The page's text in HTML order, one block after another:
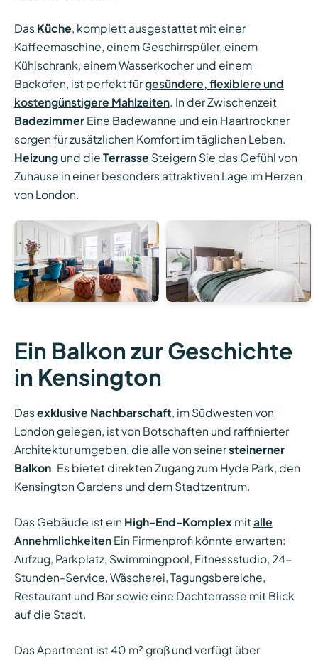
Das Küche , komplett ausgestattet mit einer
Kaffeemaschine, einem Geschirrspüler, einem
Kühlschrank, einem Wasserkocher und einem
Backofen, ist perfekt fürgesündere, flexiblere und
kostengünstigere Mahlzeiten. In der Zwischenzeit
BadezimmerEine Badewanne und ein Haartrockner
sorgen für zusätzlichen Komfort im täglichen Leben.
Heizungund die Terrasse Steigern Sie das Gefühl von
Zuhause in einer besonders attraktiven Lage im Herzen
von London.
Ein Balkon zur Geschichte
in Kensington
Das exklusive Nachbarschaft, im Südwesten von
London gelegen, ist von Botschaften und raffinierter
Architektur umgeben, die alle von seinersteinerner
Balkon. Es bietet direkten Zugang zum Hyde Park, den
Kensington Gardens und dem Stadtzentrum.
Das Gebäude ist ein High-End-Komplex mit alle
AnnehmlichkeitenEin Firmenprofi könnte erwarten:
Aufzug, Parkplatz, Swimmingpool, Fitnessstudio, 24-
Stunden-Service, Wäscherei, Tagungsbereiche,
Restaurant und Bar sowie eine Dachterrasse mit Blick
auf die Stadt.
Das Apartment ist 40 m² groß und verfügt über